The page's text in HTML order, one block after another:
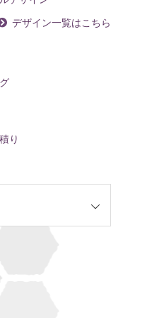
デザイン一覧はこちら